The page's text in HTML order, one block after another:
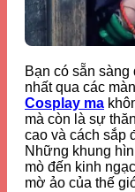
Bạn có sẵn
nhất qua các
Cosplay ma
mà còn là sự
cao và cách sắp
Những khung
mò đến kinh
mờ ảo của thế